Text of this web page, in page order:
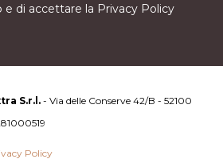
e di accettare la Privacy Policy
S.r.l. - Via delle Conserve 42/B - 52100
Policy